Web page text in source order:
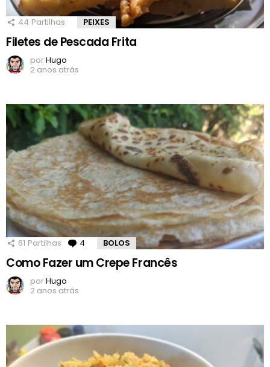
44 Partilhas PEIXES
Filetes de Pescada Frita
porHugo
2 anos atrás
61 Partilhas 4 Comentários
BOLOS
Como Fazer um Crepe Francês
porHugo
2 anos atrás